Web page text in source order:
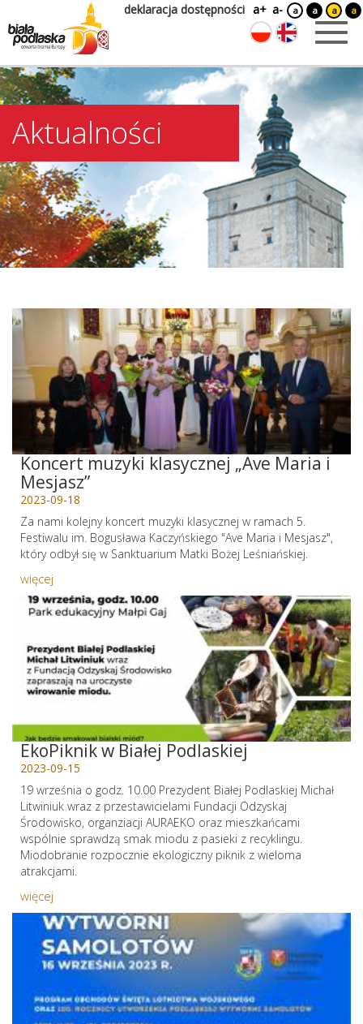
deklaracja dostępności a+ a- a a a a
Aktualności
Koncert muzyki klasycznej „Ave Maria i
Mesjasz”
2023-09-18
Za nami kolejny koncert muzyki klasycznej w ramach 5.
Festiwalu im. Bogusława Kaczyńskiego "Ave Maria i Mesjasz",
który odbył się w Sanktuarium Matki Bożej Leśniańskiej.
więcej
EkoPiknik w Białej Podlaskiej
2023-09-15
19 września o godz. 10.00 Prezydent Białej Podlaskiej Michał
Litwiniuk wraz z przestawicielami Fundacji Odzyskaj
Środowisko, organziacji AURAEKO oraz mieszkańcami
wspólnie sprawdzą smak miodu z pasieki z recyklingu.
Miodobranie rozpocznie ekologiczny piknik z wieloma
atrakcjami.
więcej